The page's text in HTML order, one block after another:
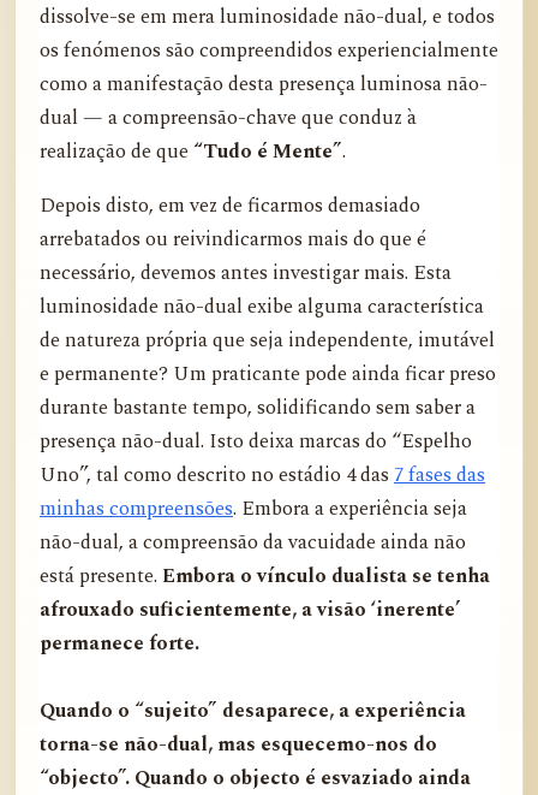
dissolve-se em mera luminosidade não-dual, e todos
os fenómenos são compreendidos experiencialmente
como a manifestação desta presença luminosa não-
dual — a compreensão-chave que conduz à
realização de que “Tudo é Mente”.
Depois disto, em vez de ficarmos demasiado
arrebatados ou reivindicarmos mais do que é
necessário, devemos antes investigar mais. Esta
luminosidade não-dual exibe alguma característica
de natureza própria que seja independente, imutável
e permanente? Um praticante pode ainda ficar preso
durante bastante tempo, solidificando sem saber a
presença não-dual. Isto deixa marcas do “Espelho
Uno”, tal como descrito no estádio 4 das7 fases das
minhas compreensões. Embora a experiência seja
não-dual, a compreensão da vacuidade ainda não
está presente. Embora o vínculo dualista se tenha
afrouxado suficientemente, a visão ‘inerente’
permanece forte.
Quando o “sujeito” desaparece, a experiência
torna-se não-dual, mas esquecemo-nos do
“objecto”. Quando o objecto é esvaziado ainda